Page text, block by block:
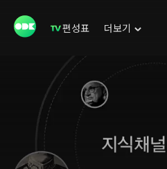
편성표 더보기